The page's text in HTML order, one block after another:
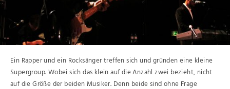
Ein Rapper und ein Rocksänger treffen sich und gründen eine kleine
Supergroup. Wobei sich das klein auf die Anzahl zwei bezieht, nicht
auf die Größe der beiden Musiker. Denn beide sind ohne Frage